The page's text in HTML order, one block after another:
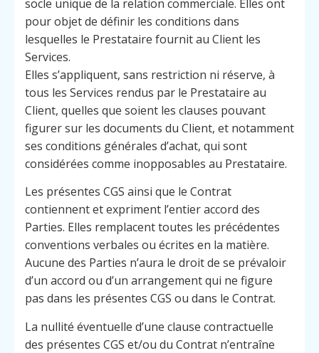
socle unique de la relation commerciale. Elles ont
pour objet de définir les conditions dans
lesquelles le Prestataire fournit au Client les
Services.
Elles s’appliquent, sans restriction ni réserve, à
tous les Services rendus par le Prestataire au
Client, quelles que soient les clauses pouvant
figurer sur les documents du Client, et notamment
ses conditions générales d’achat, qui sont
considérées comme inopposables au Prestataire.
Les présentes CGS ainsi que le Contrat
contiennent et expriment l’entier accord des
Parties. Elles remplacent toutes les précédentes
conventions verbales ou écrites en la matière.
Aucune des Parties n’aura le droit de se prévaloir
d’un accord ou d’un arrangement qui ne figure
pas dans les présentes CGS ou dans le Contrat.
La nullité éventuelle d’une clause contractuelle
des présentes CGS et/ou du Contrat n’entraîne